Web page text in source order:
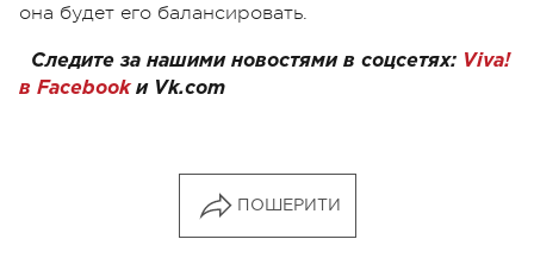
она будет его балансировать.
Следите за нашими новостями в соцсетях: Viva!
в Facebookи Vk.com
ПОШЕРИТИ